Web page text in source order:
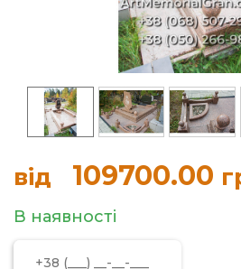
від 109700.00
В наявності